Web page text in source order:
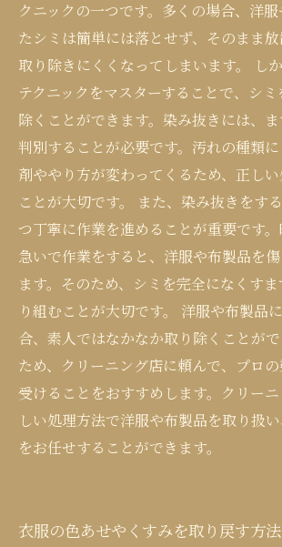
クニックの一つです。多くの場合、洋
たシミは簡単には落とせず、そのまま
取り除きにくくなってしまいます。 し
テクニックをマスターすることで、シミ
除くことができます。染み抜きには、
判別することが必要です。汚れの種類
剤ややり方が変わってくるため、正し
ことが大切です。 また、染み抜きをす
つ丁寧に作業を進めることが重要です
急いで作業をすると、洋服や布製品を
ます。そのため、シミを完全になくす
り組むことが大切です。 洋服や布製品
合、素人ではなかなか取り除くことが
ため、クリーニング店に頼んで、プロ
受けることをおすすめします。クリー
しい処理方法で洋服や布製品を取り扱
をお任せすることができます。
衣服の色あせやくすみを取り戻す方法